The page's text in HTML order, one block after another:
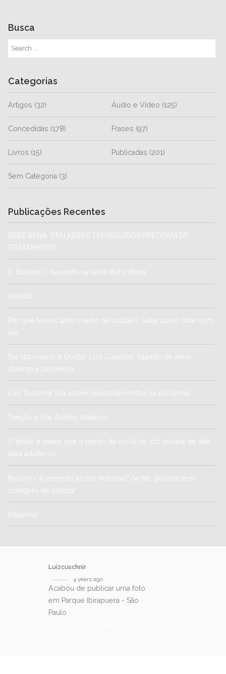
Busca
Categorias
Artigos (32) Áudio e Vídeo (125)
Concedidas (178) Frases (97)
Livros (15) Publicadas (201)
Sem Categoria (3)
Publicações Recentes
BEBÊ RENA: STALKERS E PERSEGUIDOS PRECISAM DE
TRATAMENTO
O Stalkear – baseado na série Baby Rena
Solidão
Por que temos tanto medo da solidão? Saiba como lidar com
ela
Bia Napolitano e Doutor Luiz Cuschnir: falando de amor
durante a pandemia
Luiz Cuschnir fala sobre relacionamentos na pandemia
Traição e site Ashley Madison
O tesão é maior que o medo da covid-19, diz usuária de site
para adúlteros
Poliamor é inerente ao ser humano? Se for, poucos têm
coragem de praticar
Poliamor
Luizcuschnir
4 years ago
Acabou de publicar uma foto
em Parque Ibirapuera - São
Paulo